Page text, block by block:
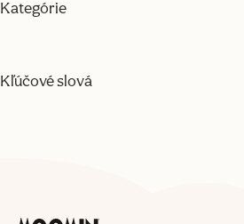
Kategórie
Kľúčové slová